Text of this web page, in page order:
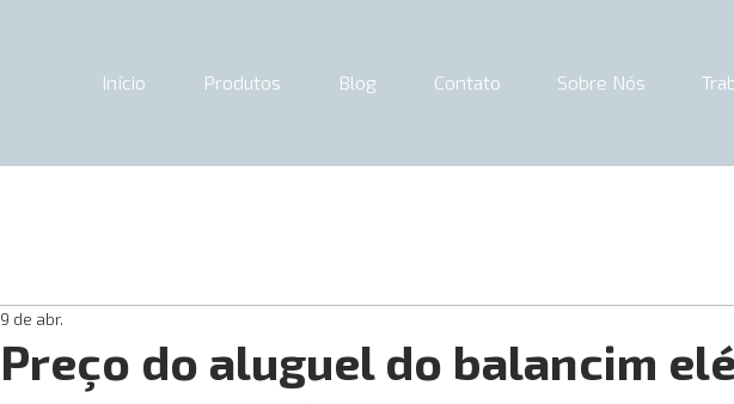
Início Produtos Blog Contato Sobre Nós
Preço do aluguel do balancim
9 de abr.